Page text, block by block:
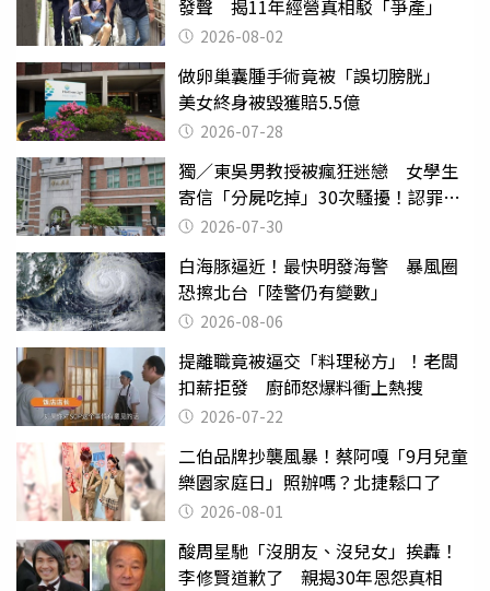
發聲 揭11年經營真相駁「爭產」
2026-08-02
做卵巢囊腫手術竟被「誤切膀胱」
美女終身被毀獲賠5.5億
2026-07-28
獨／東吳男教授被瘋狂迷戀 女學生
寄信「分屍吃掉」30次騷擾！認罪免
關 2026-07-30
白海豚逼近！最快明發海警 暴風圈
恐擦北台「陸警仍有變數」
2026-08-06
提離職竟被逼交「料理秘方」！老闆
扣薪拒發 廚師怒爆料衝上熱搜
2026-07-22
二伯品牌抄襲風暴！蔡阿嘎「9月兒童
樂園家庭日」照辦嗎？北捷鬆口了
2026-08-01
酸周星馳「沒朋友、沒兒女」挨轟！
李修賢道歉了 親揭30年恩怨真相